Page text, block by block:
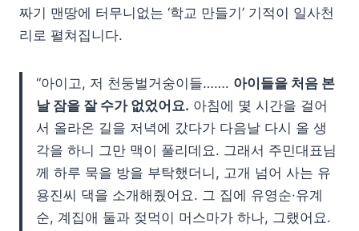
짜기 맨땅에 터무니없는 ‘학교 만들기’ 기적이 일사천
리로 펼쳐집니다.
“아이고, 저 천둥벌거숭이들……. 아이들을 처음 본
날 잠을 잘 수가 없었어요. 아침에 몇 시간을 걸어
서 올라온 길을 저녁에 갔다가 다음날 다시 올 생
각을 하니 그만 맥이 풀리데요. 그래서 주민대표님
께 하루 묵을 방을 부탁했더니, 고개 넘어 사는 유
용진씨 댁을 소개해줬어요. 그 집에 유영순·유계
순, 계집애 둘과 젖먹이 머스마가 하나, 그랬어요.